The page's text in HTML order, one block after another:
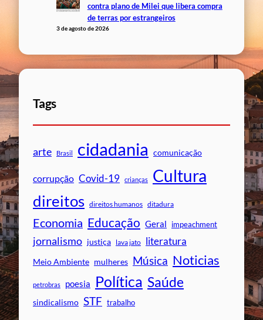
contra plano de Milei que libera compra
de terras por estrangeiros
3 de agosto de 2026
Tags
arte Brasil cidadania comunicação
corrupção Covid-19 crianças Cultura
direitos direitos humanos ditadura
Economia Educação Geral impeachment
jornalismo justiça lava jato literatura
Meio Ambiente mulheres Música Noticias
petrobras poesia Política Saúde
sindicalismo STF trabalho